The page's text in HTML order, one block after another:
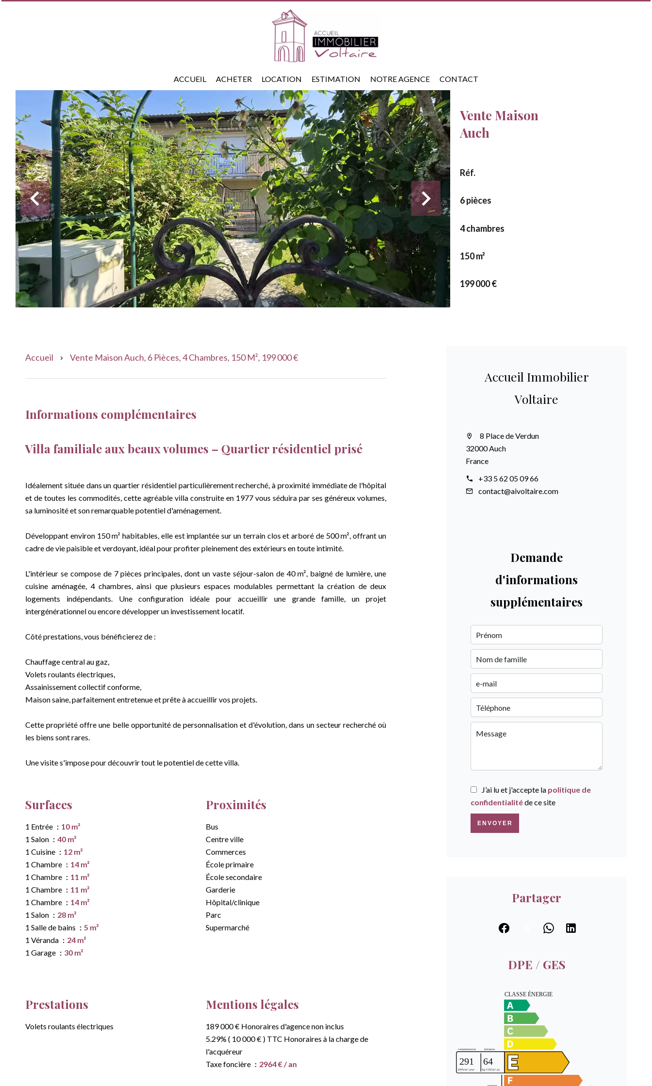
ACCUEIL ACHETER LOCATION ESTIMATION NOTRE AGENCE CONTACT
Vente Maison
Auch
Réf.
6 pièces
4 chambres
150 m²
199 000 €
Accueil Vente Maison Auch, 6 Pièces, 4 Chambres, 150 M², 199 000 €
Informations complémentaires
Villa familiale aux beaux volumes – Quartier résidentiel prisé
Idéalement située dans un quartier résidentiel particulièrement recherché, à proximité immédiate de l'hôpital
et de toutes les commodités, cette agréable villa construite en 1977 vous séduira par ses généreux volumes,
sa luminosité et son remarquable potentiel d'aménagement.
Développant environ 150 m² habitables, elle est implantée sur un terrain clos et arboré de 500 m², offrant un
cadre de vie paisible et verdoyant, idéal pour profiter pleinement des extérieurs en toute intimité.
L'intérieur se compose de 7 pièces principales, dont un vaste séjour-salon de 40 m², baigné de lumière, une
cuisine aménagée, 4 chambres, ainsi que plusieurs espaces modulables permettant la création de deux
logements indépendants. Une configuration idéale pour accueillir une grande famille, un projet
intergénérationnel ou encore développer un investissement locatif.
Côté prestations, vous bénéficierez de :
Chauffage central au gaz,
Volets roulants électriques,
Assainissement collectif conforme,
Maison saine, parfaitement entretenue et prête à accueillir vos projets.
Cette propriété offre une belle opportunité de personnalisation et d'évolution, dans un secteur recherché où
les biens sont rares.
Une visite s'impose pour découvrir tout le potentiel de cette villa.
Surfaces
1 Entrée
10 m²
1 Salon
40 m²
1 Cuisine
12 m²
1 Chambre
14 m²
1 Chambre
11 m²
1 Chambre
11 m²
1 Chambre
14 m²
1 Salon
28 m²
1 Salle de bains
5 m²
1 Véranda
24 m²
1 Garage
30 m²
Proximités
Bus
Centre ville
Commerces
École primaire
École secondaire
Garderie
Hôpital/clinique
Parc
Supermarché
Prestations
Volets roulants électriques
Mentions légales
189 000 € Honoraires d'agence non inclus
5.29% ( 10 000 € ) TTC Honoraires à la charge de
l'acquéreur
Taxe foncière
2964 € / an
Accueil Immobilier
Voltaire
8 Place de Verdun
32000 Auch
France
+33 5 62 05 09 66
contact@aivoltaire.com
Demande
d'informations
supplémentaires
J’ai lu et j'accepte la politique de
confidentialitéde ce site
ENVOYER
Partager
DPE / GES